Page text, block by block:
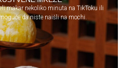
makar nekoliko minuta na TikToku ili
da niste naišli na mochi.